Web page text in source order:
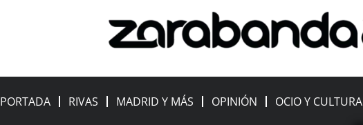
PORTADA RIVAS MADRID Y MÁS OPINIÓN OCIO Y CULTURA